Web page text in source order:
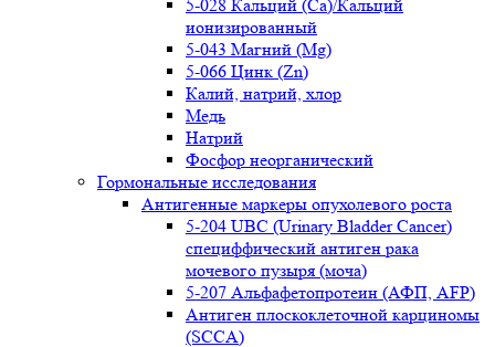
5-028 Кальций (Ca)/Кальций
ионизированный
5-043 Магний (Mg)
5-066 Цинк (Zn)
Калий, натрий, хлор
Медь
Натрий
Фосфор неорганический
Гормональные исследования
Антигенные маркеры опухолевого роста
5-204 UBC (Urinary Bladder Cancer)
специффический антиген рака
мочевого пузыря (моча)
5-207 Альфафетопротеин (АФП, AFP)
Антиген плоскоклеточной карциномы
(SCCA)